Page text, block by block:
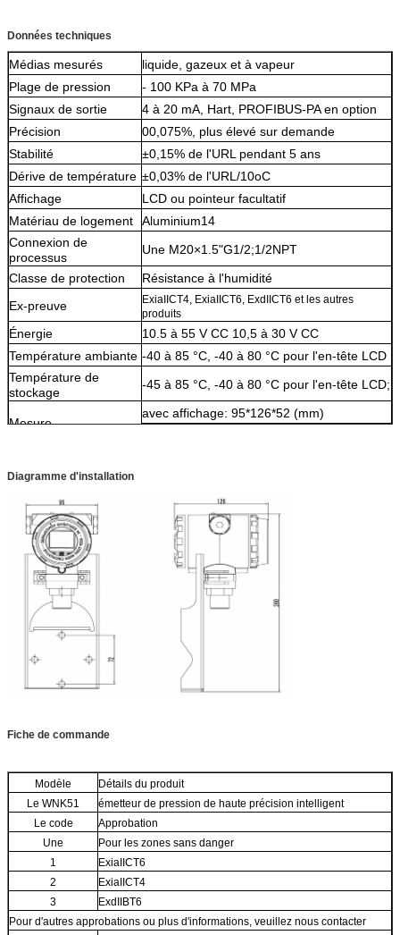
Données techniques
Médias mesurés
liquide, gazeux et à vapeur
Plage de pression
- 100 KPa à 70 MPa
Signaux de sortie
4 à 20 mA, Hart, PROFIBUS-PA en option
Précision
00,075%, plus élevé sur demande
Stabilité
±0,15% de l'URL pendant 5 ans
Dérive de température ±0,03% de l'URL/10oC
Affichage
LCD ou pointeur facultatif
Matériau de logement
Aluminium14
Connexion de
processus
Une M20×1.5"G1/2;1/2NPT
Classe de protection
Résistance à l'humidité
Ex-preuve
ExiaIICT4, ExiaIICT6, ExdIICT6 et les autres
produits
Énergie
10.5 à 55 V CC 10,5 à 30 V CC
Température ambiante -40 à 85 °C, -40 à 80 °C pour l'en-tête LCD
Température de
stockage
-45 à 85 °C, -40 à 80 °C pour l'en-tête LCD;
Mesure
avec affichage: 95*126*52 (mm)
Diagramme d'installation
Fiche de commande
Modèle
Détails du produit
Le WNK51
émetteur de pression de haute précision intelligent
Le code
Approbation
Une
Pour les zones sans danger
1
ExiaIICT6
2
ExiaIICT4
3
ExdIIBT6
Pour d'autres approbations ou plus d'informations, veuillez nous contacter